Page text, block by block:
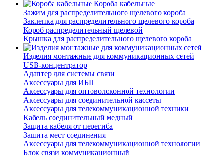
Короба кабельные
Зажим для распределительного щелевого короба
Заклепка для распределительного щелевого короба
Короб распределительный щелевой
Крышка для распределительного щелевого короба
Изделия монтажные для коммуникационных сетей
USB-концентратор
Адаптер для системы связи
Аксессуары для ИБП
Аксессуары для оптоволоконной технологии
Аксессуары для соединительной кассеты
Аксессуары для телекоммуникационной техники
Кабель соединительный медный
Защита кабеля от перегиба
Защита мест соединения
Аксессуары для телекоммуникационной технологии
Блок связи коммуникационный